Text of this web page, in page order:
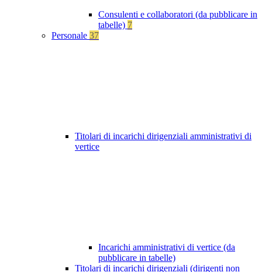
Consulenti e collaboratori (da pubblicare in
tabelle) 7
Personale 37
Titolari di incarichi dirigenziali amministrativi di
vertice
Incarichi amministrativi di vertice (da
pubblicare in tabelle)
Titolari di incarichi dirigenziali (dirigenti non